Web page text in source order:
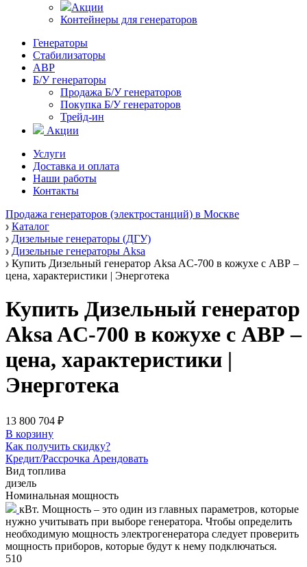
Акции
Контейнеры для генераторов
Генераторы
Стабилизаторы
АВР
Б/У генераторы
Продажа Б/У генераторов
Покупка Б/У генераторов
Трейд-ин
Акции
Услуги
Доставка и оплата
Наши работы
Контакты
Продажа генераторов (электростанций) в Москве
Каталог
Дизельные генераторы (ДГУ)
Дизельные генераторы Aksa
Купить Дизельный генератор Aksa AC-700 в кожухе с АВР –
цена, характеристики | Энерготека
Купить Дизельный генератор
Aksa AC-700 в кожухе с АВР –
цена, характеристики |
Энерготека
13 800 704 ₽
В корзину
Как получить скидку?
Кредит/Рассрочка Арендовать
Вид топлива
дизель
Номинальная мощность
кВт. Мощность – это один из главных параметров, которые
нужно учитывать при выборе генератора. Чтобы определить
необходимую мощность электрогенератора следует проверить
мощность приборов, которые будут к нему подключаться.
510